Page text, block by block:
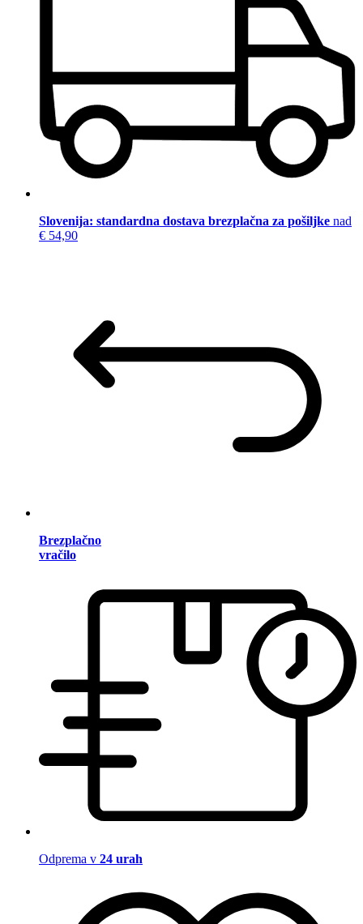
Slovenija: standardna dostava brezplačna za pošiljke nad
€ 54,90
Brezplačno
vračilo
Odprema v 24 urah